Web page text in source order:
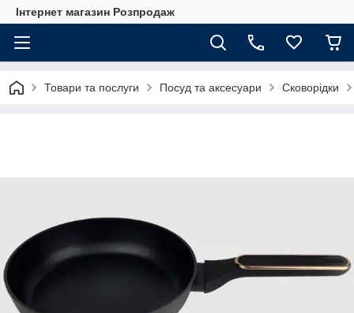
Інтернет магазин Розпродаж
Товари та послуги Посуд та аксесуари Сковорідки